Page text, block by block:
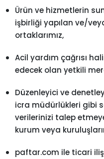
Ürün ve hizmetlerin
işbirliği yapılan ve/
ortaklarımız,
Acil yardım çağrısı
edecek olan yetkili
Düzenleyici ve
icra müdürlükleri gibi
verilerinizi talep
kurum veya
paftar.com ile ticari